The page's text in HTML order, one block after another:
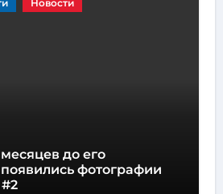
Новости
до его
фотографии